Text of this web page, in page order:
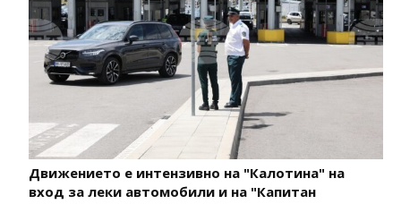
Движението е интензивно на "Калотина" на
вход за леки автомобили и на "Капитан